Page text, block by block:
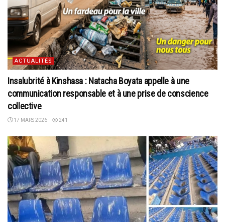
ACTUALITÉS
Insalubrité à Kinshasa : Natacha Boyata appelle à une
communication responsable et à une prise de conscience
collective
17 MARS 2026 241